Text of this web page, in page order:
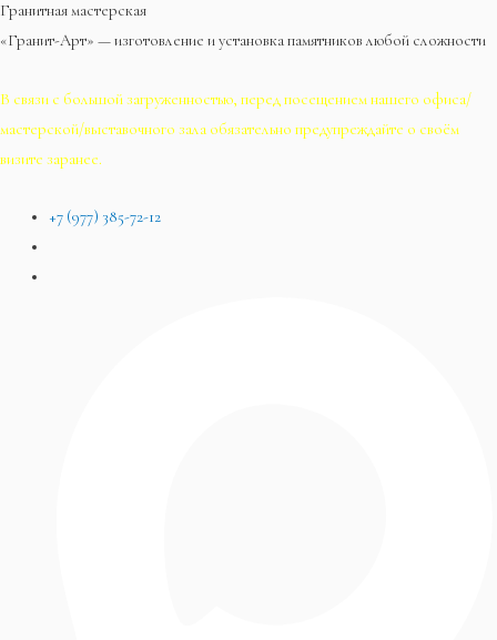
Гранитная мастерская
«Гранит-Арт» — изготовление и установка памятников любой сложности
В связи с большой загруженностью, перед посещением нашего офиса/
мастерской/выставочного зала обязательно предупреждайте о своём
визите заранее.
+7 (977) 385-72-12